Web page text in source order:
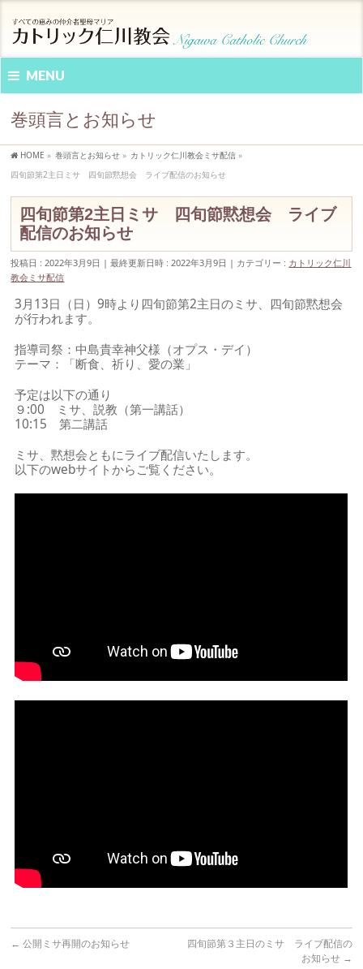
MENU
巻頭言とお知らせ
HOME » 巻頭言とお知らせ » カトリック仁川教会ミサ配信 »
四旬節第2主日ミサ 四旬節黙想会 ライブ配信のお知らせ
四旬節第2主日ミサ 四旬節黙想会 ライブ
配信のお知らせ
投稿日 : 2022年3月9日 最終更新日時 : 2022年3月9日 カテゴリー : カトリック仁川
教会ミサ配信
3月13日（日）9時より四旬節第2主日のミサ、四旬節黙想会
が行われます。
指導司祭：中島貴幸神父様（オプス・デイ）
テーマ：「断食、祈り、愛の業」
予定は以下の通り
９:00 ミサ、説教（第一講話）
10:15 第二講話
ミサ、黙想会ともにライブ配信いたします。
以下のwebサイトからご覧ください。
← 公開ミサ再開のお知らせ
四旬節第３主日のミサ ライブ配信の
お知らせ →